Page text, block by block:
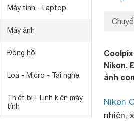
Máy tính - Laptop
Máy ảnh
Đồng hồ
Loa - Micro - Tai nghe
Thiết bị - Linh kiện máy
tính
Nikon.
ảnh
Nikon
nhiên,